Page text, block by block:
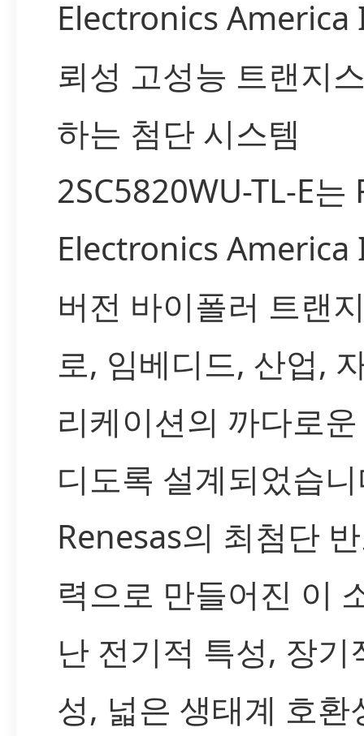
Electronics
뢰성 고성능 트랜지
하는 첨단 시스템
2SC5820WU-TL-E는
Electronics America
버전 바이폴러 트랜
로, 임베디드, 산업,
리케이션의 까다로
디도록 설계되었습
Renesas의 최첨단
력으로 만들어진 이
난 전기적 특성, 장기
성, 넓은 생태계 호환